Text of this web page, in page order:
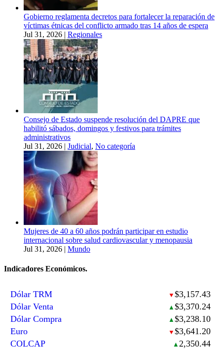
Gobierno reglamenta decretos para fortalecer la reparación de
víctimas étnicas del conflicto armado tras 14 años de espera
Jul 31, 2026 | Regionales
Consejo de Estado suspende resolución del DAPRE que
habilitó sábados, domingos y festivos para trámites
administrativos
Jul 31, 2026 | Judicial, No categoría
Mujeres de 40 a 60 años podrán participar en estudio
internacional sobre salud cardiovascular y menopausia
Jul 31, 2026 | Mundo
Indicadores Económicos.
Dólar TRM ▼ $3,157.43
Dólar Venta
▲ $3,370.24
Dólar Compra
▲ $3,238.10
Euro
▼ $3,641.20
COLCAP
▲ 2,350.44